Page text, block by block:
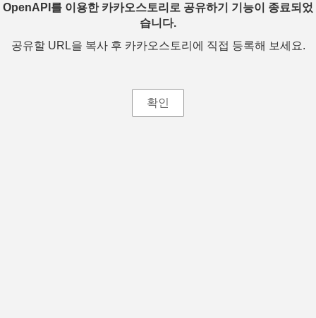
OpenAPI를 이용한 카카오스토리로 공유하기 기능이 종료되었
습니다.
공유할 URL을 복사 후 카카오스토리에 직접 등록해 보세요.
확인